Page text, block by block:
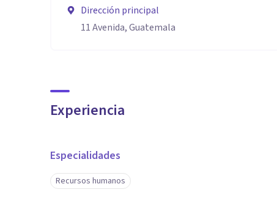
Dirección principal
11 Avenida, Guatemala
Experiencia
Especialidades
Recursos humanos